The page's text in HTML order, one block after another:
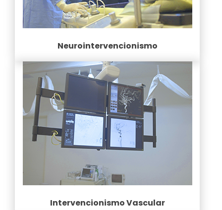
Neurointervencionismo
Intervencionismo Vascular